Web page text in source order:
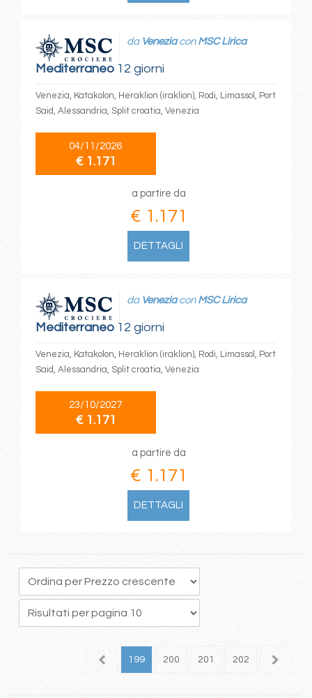
Mediterraneo12 giorni
da Veneziacon MSC Lirica
Venezia, Katakolon, Heraklion (iraklion), Rodi, Limassol, Port
Said, Alessandria, Split croatia, Venezia
04/11/2026
€ 1.171
a partire da
€ 1.171
DETTAGLI
Mediterraneo12 giorni
da Veneziacon MSC Lirica
Venezia, Katakolon, Heraklion (iraklion), Rodi, Limassol, Port
Said, Alessandria, Split croatia, Venezia
23/10/2027
€ 1.171
a partire da
€ 1.171
DETTAGLI
198 199 200 201 202 203